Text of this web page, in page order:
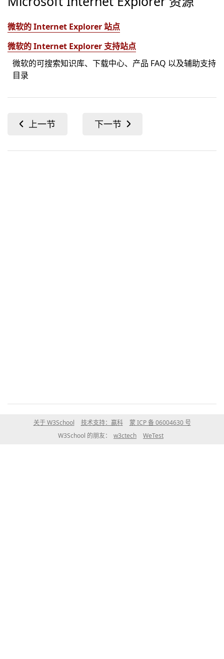
微软的 Internet Explorer 站点
微软的 Internet Explorer 支持站点
微软的可搜索知识库、下载中心、产品 FAQ 以及辅助支持
目录
关于 W3School 技术支持：赢科
蒙 ICP 备 06004630 号
W3School 的朋友：
w3ctech WeTest